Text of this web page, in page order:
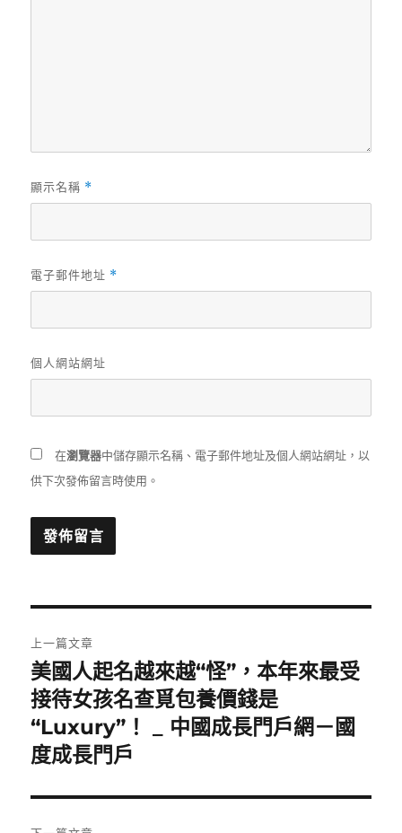
顯示名稱 *
電子郵件地址 *
個人網站網址
在瀏覽器中儲存顯示名稱、電子郵件地址及個人網站網址，以
供下次發佈留言時使用。
章
導
覽
上一篇文章
上
一
篇
文
美國人起名越來越“怪”，本年來最受
接待女孩名查覓包養價錢是
“Luxury”！ _ 中國成長門戶網－國
度成長門戶